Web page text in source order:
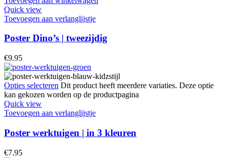
Quick view
Toevoegen aan verlanglijstje
Poster Dino’s | tweezijdig
€9.95
Opties selecteren Dit product heeft meerdere variaties. Deze optie
kan gekozen worden op de productpagina
Quick view
Toevoegen aan verlanglijstje
Poster werktuigen | in 3 kleuren
€7.95